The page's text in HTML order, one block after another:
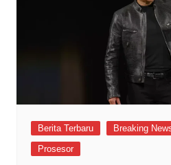
Berita Terbaru Breaking
Prosesor